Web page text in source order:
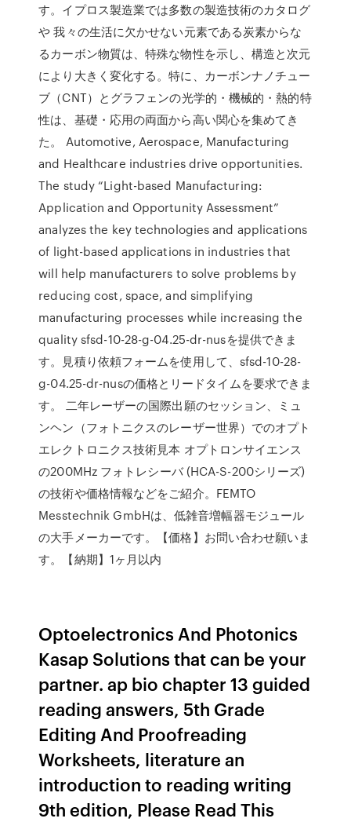
す。イプロス製造業では多数の製造技術のカタログ
や 我々の生活に欠かせない元素である炭素からな
るカーボン物質は、特殊な物性を示し、構造と次元
により大きく変化する。特に、カーボンナノチュー
ブ（CNT）とグラフェンの光学的・機械的・熱的特
性は、基礎・応用の両面から高い関心を集めてき
た。 Automotive, Aerospace, Manufacturing
and Healthcare industries drive opportunities.
The study “Light-based Manufacturing:
Application and Opportunity Assessment”
analyzes the key technologies and applications
of light-based applications in industries that
will help manufacturers to solve problems by
reducing cost, space, and simplifying
manufacturing processes while increasing the
quality sfsd-10-28-g-04.25-dr-nusを提供できま
す。見積り依頼フォームを使用して、sfsd-10-28-
g-04.25-dr-nusの価格とリードタイムを要求できま
す。 二年レーザーの国際出願のセッション、ミュ
ンヘン（フォトニクスのレーザー世界）でのオプト
エレクトロニクス技術見本 オプトロンサイエンス
の200MHz フォトレシーバ (HCA-S-200シリーズ)
の技術や価格情報などをご紹介。FEMTO
Messtechnik GmbHは、低雑音増幅器モジュール
の大手メーカーです。【価格】お問い合わせ願いま
す。【納期】1ヶ月以内
Optoelectronics And Photonics
Kasap Solutions that can be your
partner. ap bio chapter 13 guided
reading answers, 5th Grade
Editing And Proofreading
Worksheets, literature an
introduction to reading writing
9th edition, Please Read This